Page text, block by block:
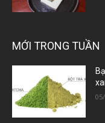
MỚI TRONG TUẦN